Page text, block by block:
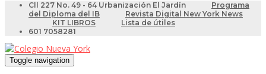
Cll 227 No. 49 - 64 Urbanización El Jardín
Programa
del Diploma del IB
Revista Digital New York News
KIT LIBROS
Lista de útiles
601 7058281
Toggle navigation